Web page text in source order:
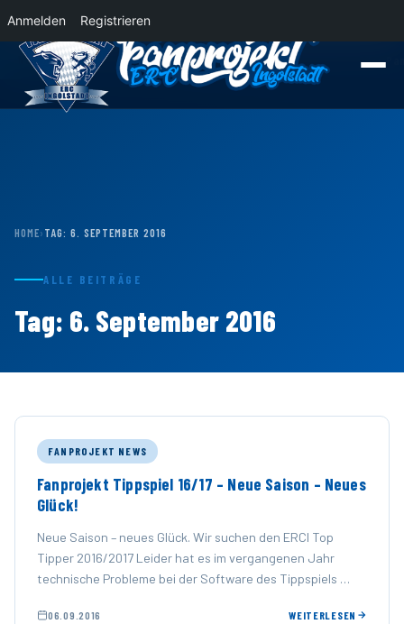
Anmelden Registrieren
NewsDer Panther Express 2026/2027 rollt nach Krefeld! Wohin rollt der
HOME› TAG: 6. SEPTEMBER 2016
ALLE BEITRÄGE
Tag: 6. September 2016
FANPROJEKT NEWS
Fanprojekt Tippspiel 16/17 – Neue Saison – Neues
Glück!
Neue Saison – neues Glück. Wir suchen den ERCI Top
Tipper 2016/2017 Leider hat es im vergangenen Jahr
technische Probleme bei der Software des Tippspiels …
06.09.2016 WEITERLESEN